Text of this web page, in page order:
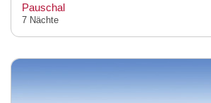
Pauschal
7 Nächte